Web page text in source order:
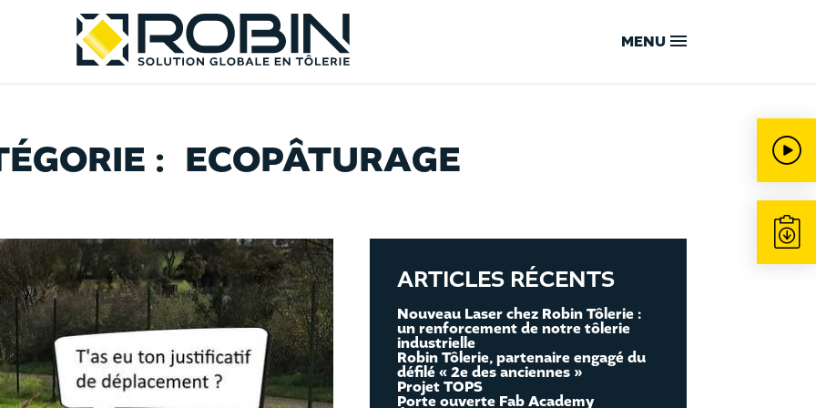
MENU
NOS ENGAGEMENTS QUALITÉ
NOTRE CAPACITÉ DE
: ECOPÂTURAGE
ARTICLES RÉCENTS
Nouveau Laser chez Robin Tôlerie :
un renforcement de notre tôlerie
industrielle
Robin Tôlerie, partenaire engagé du
défilé « 2e des anciennes »
Projet TOPS
Porte ouverte Fab Academy